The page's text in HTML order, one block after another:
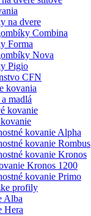
na dvere
Combina
Forma
Nova
Pigio
CFN
kovania
madlá
kovanie
kovanie Alpha
kovanie Rombus
kovanie Kronos
Kronos 1200
kovanie Primo
profily
Alba
Hera